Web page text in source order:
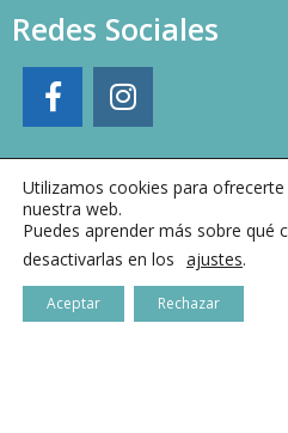
Redes Sociales
Utilizamos cookies para
nuestra web.
Puedes aprender más sobre qué
desactivarlas en los ajustes.
Aceptar Rechazar